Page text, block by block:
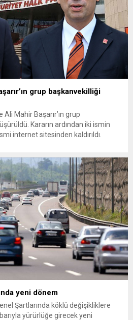
grup başkanvekilliği
Ali Mahir Başarır’ın grup
Kararın ardından iki ismin
internet sitesinden kaldırıldı.
üzere Yüksek Disiplin Kurulu’na
tüm görevlerinden...
yeni dönem
Şartlarında köklü değişikliklere
yürürlüğe girecek yeni